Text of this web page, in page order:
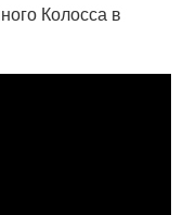
Колосса в